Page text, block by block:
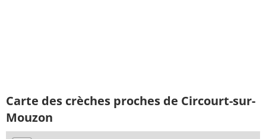
Carte des crèches proches de Circourt-sur-
Mouzon